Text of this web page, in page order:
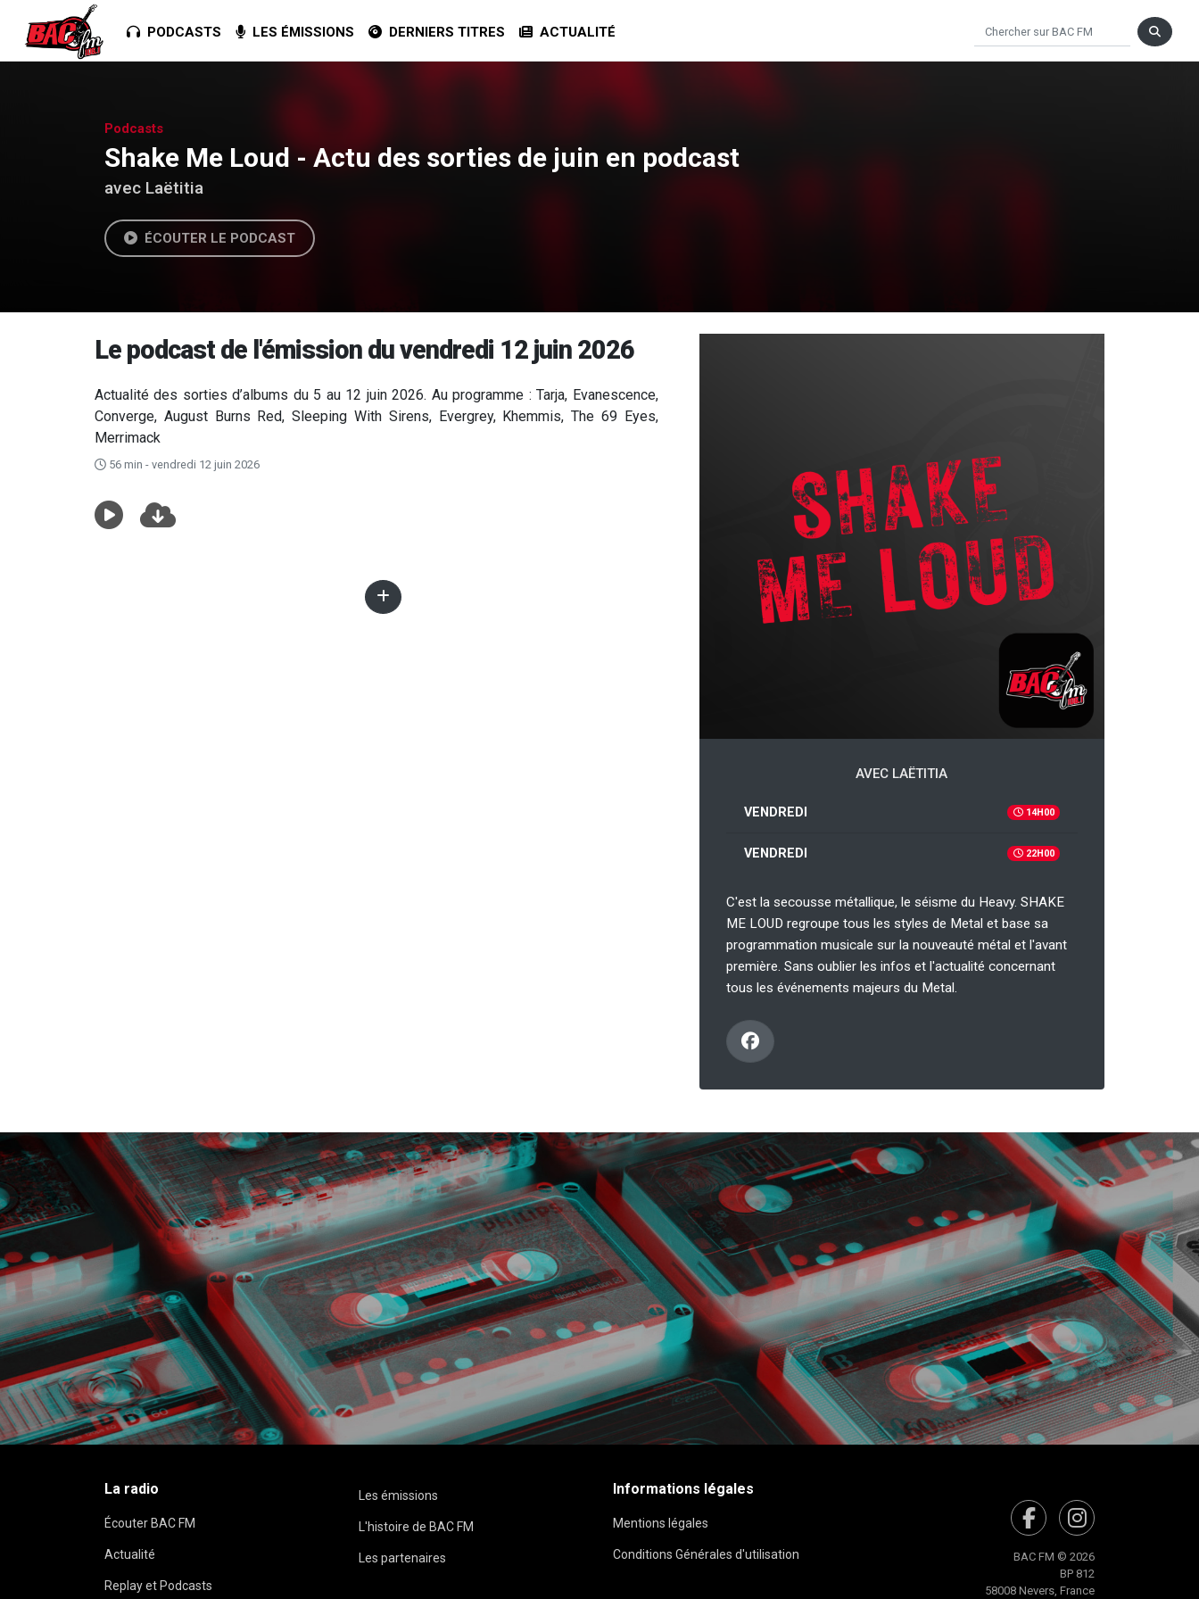
PODCASTS LES ÉMISSIONS DERNIERS TITRES ACTUALITÉ
Podcasts
Shake Me Loud - Actu des sorties de juin en podcast
avec Laëtitia
ÉCOUTER LE PODCAST
Le podcast de l'émission du vendredi 12 juin 2026
Actualité des sorties d’albums du 5 au 12 juin 2026. Au programme : Tarja, Evanescence,
Converge, August Burns Red, Sleeping With Sirens, Evergrey, Khemmis, The 69 Eyes,
Merrimack
56 min - vendredi 12 juin 2026
AVEC LAËTITIA
VENDREDI 14H00
VENDREDI 22H00
C'est la secousse métallique, le séisme du Heavy. SHAKE
ME LOUD regroupe tous les styles de Metal et base sa
programmation musicale sur la nouveauté métal et l'avant
première. Sans oublier les infos et l'actualité concernant
tous les événements majeurs du Metal.
La radio
Écouter BAC FM
Actualité
Replay et Podcasts
Les émissions
L'histoire de BAC FM
Les partenaires
Informations légales
Mentions légales
Conditions Générales d'utilisation
BAC FM © 2026
BP 812
58008 Nevers, France